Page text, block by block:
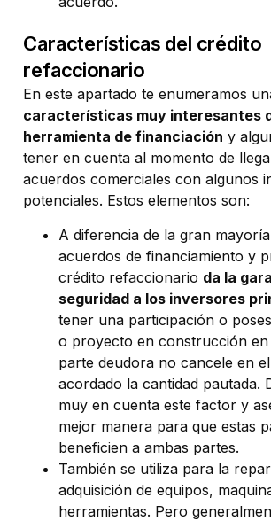
Características del crédito
refaccionario
En este apartado te enumeramos
características muy interesantes
herramienta de financiación y
tener en cuenta al momento de
acuerdos comerciales con algunos
potenciales. Estos elementos son:
A diferencia de la gran
acuerdos de financiamiento y
crédito refaccionario da la
seguridad a los inversores
tener una participación o
o proyecto en construcción en
parte deudora no cancele en
acordado la cantidad pautada.
muy en cuenta este factor y
mejor manera para que estas
beneficien a ambas partes.
También se utiliza para la
adquisición de equipos,
herramientas. Pero